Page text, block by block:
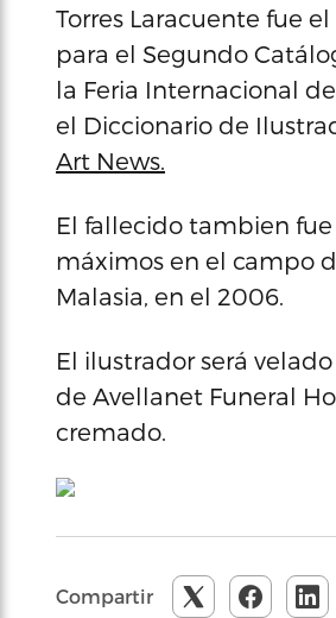
Torres Laracuente fue
para el Segundo
la Feria Internacional
el Diccionario de
Art News.
El fallecido tambien
máximos en el campo
Malasia, en el 2006.
El ilustrador será
de Avellanet Funeral
cremado.
Compartir